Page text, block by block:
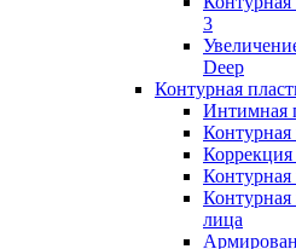
3
Deep
Контурная
Интимная
Контурная
Коррекция
Контурная
Контурная
лица